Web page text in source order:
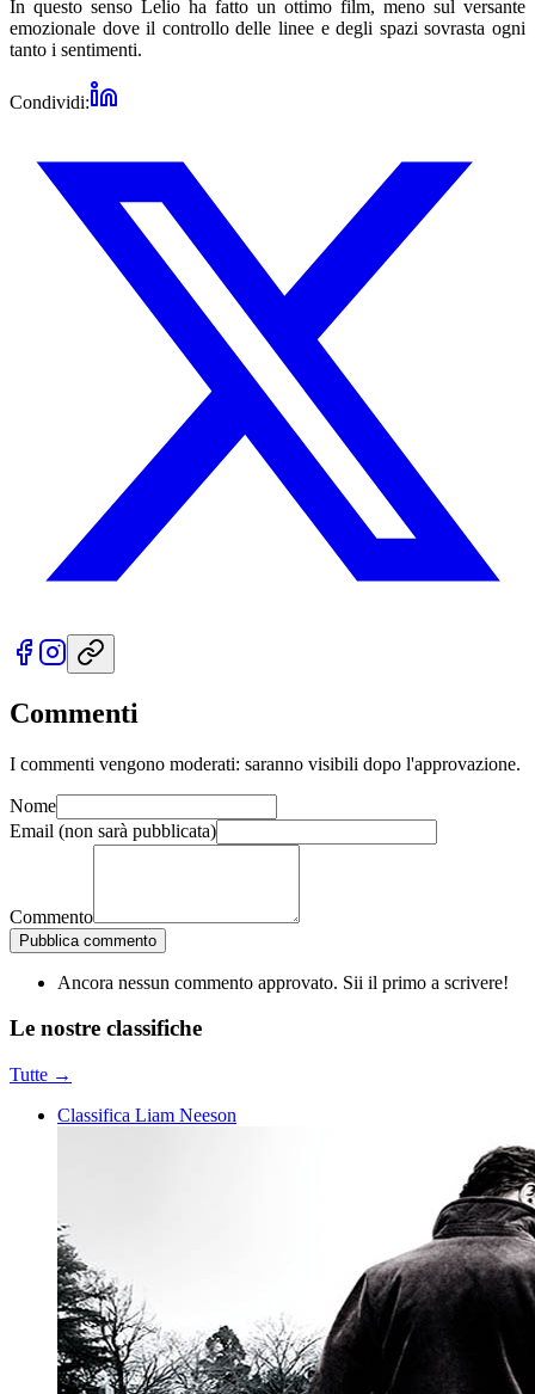
In questo senso Lelio ha fatto un ottimo film, meno sul versante
emozionale dove il controllo delle linee e degli spazi sovrasta ogni
tanto i sentimenti.
Condividi:
Commenti
I commenti vengono moderati: saranno visibili dopo l'approvazione.
Nome
Email (non sarà pubblicata)
Commento
Pubblica commento
Ancora nessun commento approvato. Sii il primo a scrivere!
Le nostre classifiche
Tutte →
Classifica Liam Neeson